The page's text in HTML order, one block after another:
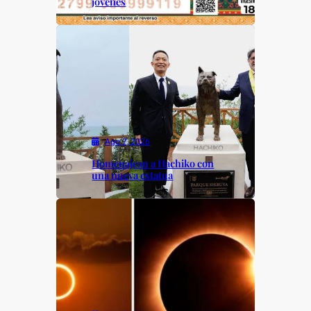
Ago 7, 2026
Homenajean a Hachiko con
una nueva estatua